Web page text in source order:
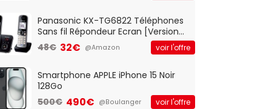
Panasonic KX-TG6822 Téléphones
Sans fil Répondeur Ecran [Version
Française]
48€ 32€ @Amazon voir l'offre
Smartphone APPLE iPhone 15 Noir
128Go
500€ 490€ @Boulanger voir l'offre